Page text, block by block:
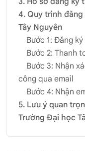
4. Quy trình
Tây Nguyên
Bước 1: Đăng
Bước 2: Thanh
Bước 3: Nhận
công qua email
Bước 4: Nhận
5. Lưu ý quan
Trường Đại học